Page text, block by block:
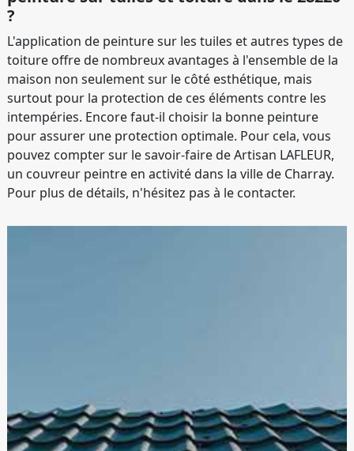
?
L'application de peinture sur les tuiles et autres types de
toiture offre de nombreux avantages à l'ensemble de la
maison non seulement sur le côté esthétique, mais
surtout pour la protection de ces éléments contre les
intempéries. Encore faut-il choisir la bonne peinture
pour assurer une protection optimale. Pour cela, vous
pouvez compter sur le savoir-faire de Artisan LAFLEUR,
un couvreur peintre en activité dans la ville de Charray.
Pour plus de détails, n'hésitez pas à le contacter.